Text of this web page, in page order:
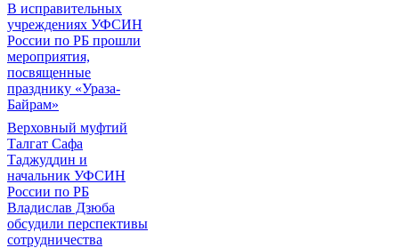
В исправительных
учреждениях УФСИН
России по РБ прошли
мероприятия,
посвященные
празднику «Ураза-
Байрам»
Верховный муфтий
Талгат Сафа
Таджуддин и
начальник УФСИН
России по РБ
Владислав Дзюба
обсудили перспективы
сотрудничества